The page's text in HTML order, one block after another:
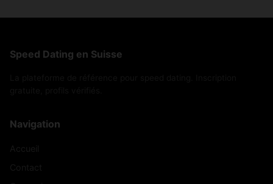
Speed Dating en Suisse
Navigation